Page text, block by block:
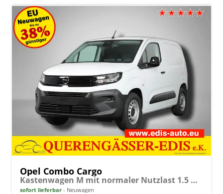
Opel Combo Cargo
Kastenwagen M mit normaler Nutzlast 1.5 Diesel 6-Gang
sofort lieferbar Neuwagen